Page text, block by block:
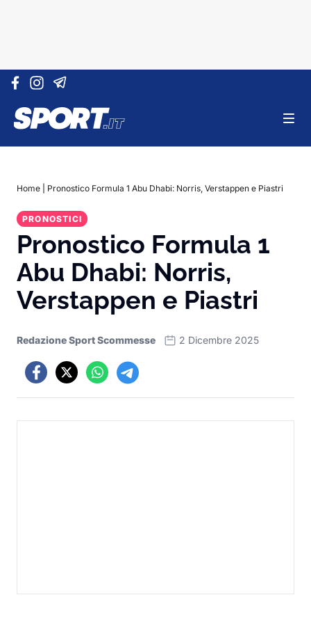
Vai al contenuto
Home Pronostico Formula 1 Abu Dhabi: Norris, Verstappen e Piastri
PRONOSTICI
Pronostico Formula 1
Abu Dhabi: Norris,
Verstappen e Piastri
Redazione Sport Scommesse 2 Dicembre 2025